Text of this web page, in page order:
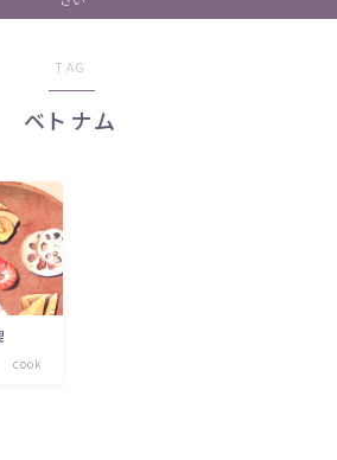
TAG
ベトナム
cook